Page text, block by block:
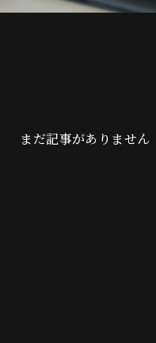
まだ記事がありません